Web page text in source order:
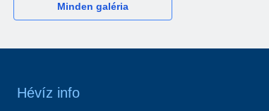
Minden galéria
Hévíz info